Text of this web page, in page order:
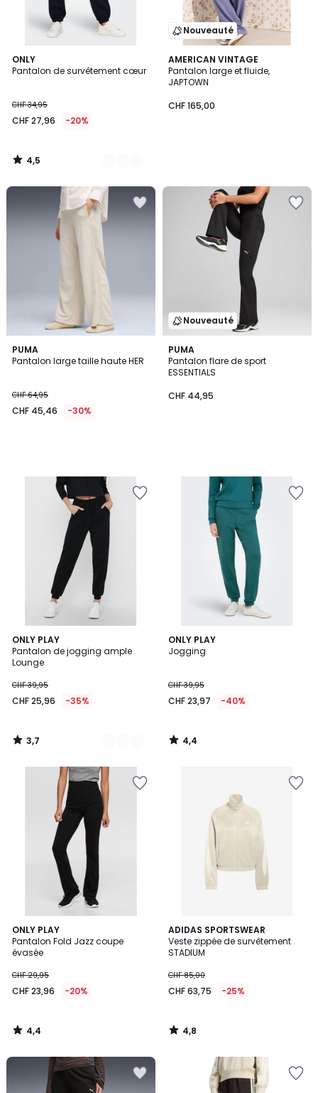
ONLY
Pantalon de survêtement cœur
CHF 34,95
CHF 27,96 -20%
4,5
/ 5
2
Couleurs
4,5
/
Nouveauté
AMERICAN VINTAGE
Pantalon large et fluide,
JAPTOWN
CHF 165,00
PUMA
Pantalon large taille haute HER
CHF 64,95
CHF 45,46 -30%
Nouveauté
PUMA
Pantalon flare de sport
ESSENTIALS
CHF 44,95
ONLY PLAY
Pantalon de jogging ample
Lounge
CHF 39,95
CHF 25,96 -35%
3,7
/ 5
2
Couleurs
3,7
/
ONLY PLAY
Jogging
CHF 39,95
CHF 23,97 -40%
4,4
/ 5
4,4
/
ONLY PLAY
Pantalon Fold Jazz coupe
évasée
CHF 29,95
CHF 23,96 -20%
4,4
/ 5
4,4
/
ADIDAS SPORTSWEAR
Veste zippée de survêtement
STADIUM
CHF 85,00
CHF 63,75 -25%
4,8
/ 5
4,8
/